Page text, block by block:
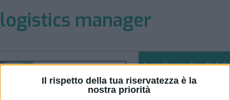
Il rispetto della tua riservatezza è la
nostra priorità
logistics manager